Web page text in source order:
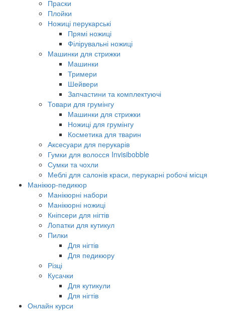
Праски
Плойки
Ножиці перукарські
Прямі ножиці
Філірувальні ножиці
Машинки для стрижки
Машинки
Тримери
Шейвери
Запчастини та комплектуючі
Товари для грумінгу
Машинки для стрижки
Ножиці для грумінгу
Косметика для тварин
Аксесуари для перукарів
Гумки для волосся Invisibobble
Сумки та чохли
Меблі для салонів краси, перукарні робочі місця
Манікюр-педикюр
Манікюрні набори
Манікюрні ножиці
Кніпсери для нігтів
Лопатки для кутикул
Пилки
Для нігтів
Для педикюру
Різці
Кусачки
Для кутикули
Для нігтів
Онлайн курси